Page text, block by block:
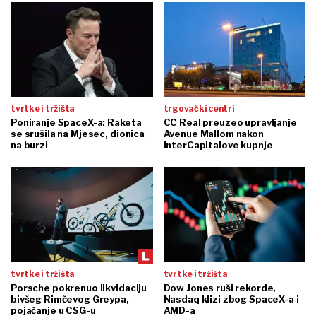
tvrtke i tržišta
Poniranje SpaceX-a: Raketa
se srušila na Mjesec, dionica
na burzi
trgovački centri
CC Real preuzeo upravljanje
Avenue Mallom nakon
InterCapitalove kupnje
tvrtke i tržišta
Porsche pokrenuo likvidaciju
bivšeg Rimčevog Greypa,
pojačanje u CSG-u
tvrtke i tržišta
Dow Jones ruši rekorde,
Nasdaq klizi zbog SpaceX-a i
AMD-a